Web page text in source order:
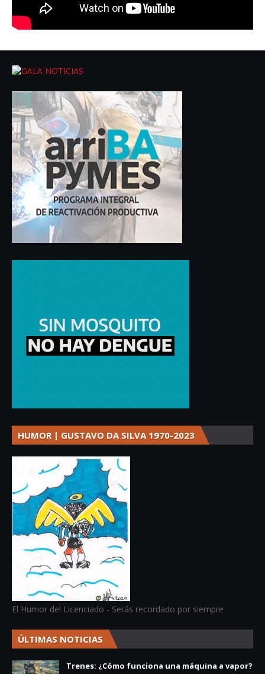
HUMOR | GUSTAVO DA SILVA 1970-2023
El Humor del Licenciado - Serás recordado por siempre
ÚLTIMAS NOTICIAS
Trenes: ¿Cómo funciona una máquina a vapor?